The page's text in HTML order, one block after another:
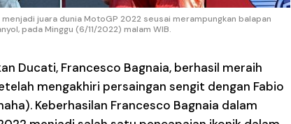
juara dunia MotoGP 2022 seusai merampungkan balapan
pada Minggu (6/11/2022) malam WIB.
Ducati, Francesco Bagnaia, berhasil meraih
mengakhiri persaingan sengit dengan Fabio
Keberhasilan Francesco Bagnaia dalam